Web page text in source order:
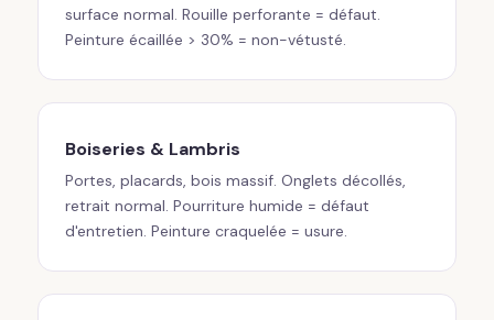
surface normal. Rouille perforante = défaut.
Peinture écaillée > 30% = non-vétusté.
Boiseries & Lambris
Portes, placards, bois massif. Onglets décollés,
retrait normal. Pourriture humide = défaut
d'entretien. Peinture craquelée = usure.